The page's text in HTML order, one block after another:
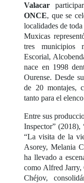
Valacar
ONCE, que se
localidades de
Muxicas
tres municipios
Escorial,
nace en 1998
Ourense. Desde
de 20 montajes,
tanto para el
Entre sus
Inspector” (2018),
“La visita de la
Asorey, Melania
ha llevado a
como Alfred
Chéjov,